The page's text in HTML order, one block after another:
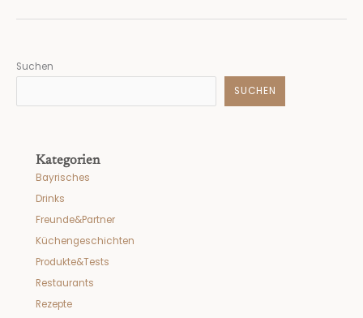
Suchen
SUCHEN
Kategorien
Bayrisches
Drinks
Freunde&Partner
Küchengeschichten
Produkte&Tests
Restaurants
Rezepte